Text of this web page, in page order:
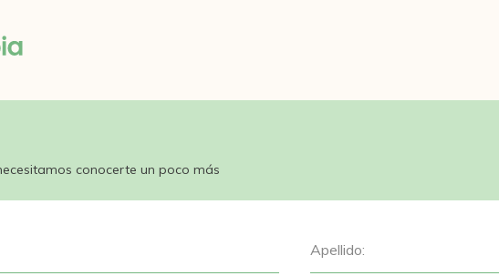
conocerte un poco más
Apellido: